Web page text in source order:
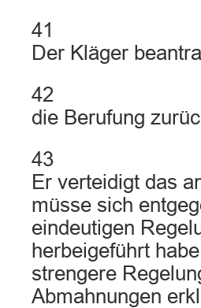
41
Der Kläger
42
die Berufung
43
Er verteidigt das
müsse sich
eindeutigen
herbeigeführt
strengere
Abmahnungen